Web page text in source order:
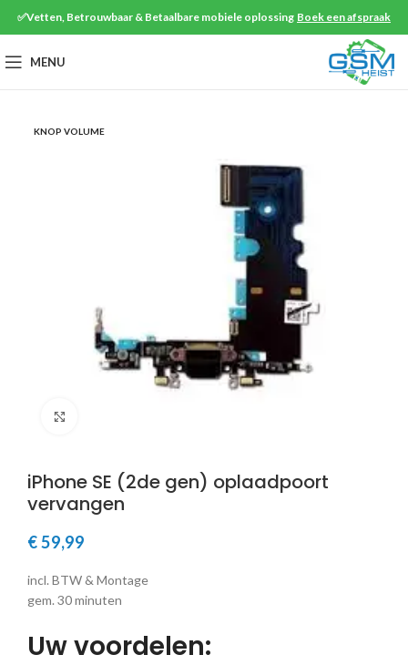
✅Vetten, Betrouwbaar & Betaalbare mobiele oplossing Boek een afspraak
MENU
KNOP VOLUME
iPhone SE (2de gen) oplaadpoort
vervangen
€59,99
incl. BTW & Montage
gem. 30 minuten
Uw voordelen: